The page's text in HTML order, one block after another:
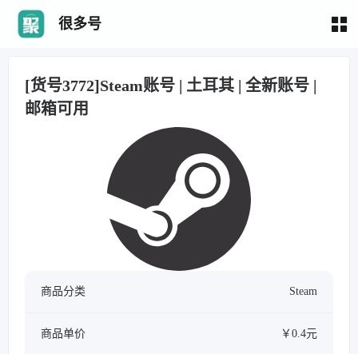
很多号
[货号3772]Steam账号 | 土耳其 | 全新账号 |
邮箱可用
商品分类 Steam
商品单价 ￥0.4元